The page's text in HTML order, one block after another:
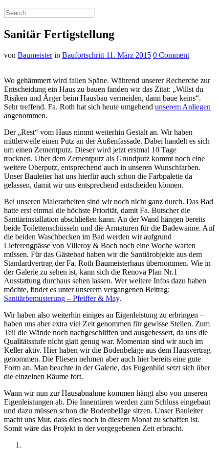
Sanitär Fertigstellung
von Baumeisterin Baufortschritt 11. März 2015 0 Comment
Wo gehämmert wird fallen Späne. Während unserer Recherche zur
Entscheidung ein Haus zu bauen fanden wir das Zitat: „Willst du
Risiken und Ärger beim Hausbau vermeiden, dann baue keins“.
Sehr treffend. Fa. Roth hat sich heute umgehend unserem Anliegen
angenommen.
Der „Rest“ vom Haus nimmt weiterhin Gestalt an. Wir haben
mittlerweile einen Putz an der Außenfassade. Dabei handelt es sich
um einen Zementputz. Dieser wird jetzt erstmal 10 Tage
trocknen. Über dem Zementputz als Grundputz kommt noch eine
weitere Oberputz, entsprechend auch in unseren Wunschfarben.
Unser Bauleiter hat uns hierfür auch schon die Farbpalette da
gelassen, damit wir uns entsprechend entscheiden können.
Bei unseren Malerarbeiten sind wir noch nicht ganz durch. Das Bad
hatte erst einmal die höchste Priorität, damit Fa. Butscher die
Santiärinstallation abschließen kann. An der Wand hängen bereits
beide Toilettenschüsseln und die Armaturen für die Badewanne. Auf
die beiden Waschbecken im Bad werden wir aufgrund
Lieferengpässe von Villeroy & Boch noch eine Woche warten
müssen. Für das Gästebad haben wir die Santiärobjekte aus dem
Standardvertrag der Fa. Roth Baumeisterhaus übernommen. Wie in
der Galerie zu sehen ist, kann sich die Renova Plan Nr.1
Ausstattung durchaus sehen lassen. Wer weitere Infos dazu haben
möchte, findet es unter unserem vergangenen Beitrag:
Sanitärbemusterung – Pfeiffer & May.
Wir haben also weiterhin einiges an Eigenleistung zu erbringen –
haben uns aber extra viel Zeit genommen für gewisse Stellen. Zum
Teil die Wände noch nachgeschliffen und ausgebessert, da uns die
Qualitätsstufe nicht glatt genug war. Momentan sind wir auch im
Keller aktiv. Hier haben wir die Bodenbeläge aus dem Hausvertrag
genommen. Die Fliesen nehmen aber auch hier bereits eine gute
Form an. Man beachte in der Galerie, das Fugenbild setzt sich über
die einzelnen Räume fort.
Wann wir nun zur Hausabnahme kommen hängt also von unseren
Eigenleistungen ab. Die Innentüren werden zum Schluss eingebaut
und dazu müssen schon die Bodenbeläge sitzen. Unser Bauleiter
macht uns Mut, dass dies noch in diesem Monat zu schaffen ist.
Somit wäre das Projekt in der vorgegebenen Zeit erbracht.